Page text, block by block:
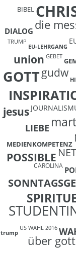
BIBEL
DIALOG die
TRUMP
EU-LEHRGANG
union GEBET
GOTTgudw
jesus
LIEBE
MEDIENKOMPETENZ
POSSIBLE
CAROLINA
trump
US WAHL 2016
über